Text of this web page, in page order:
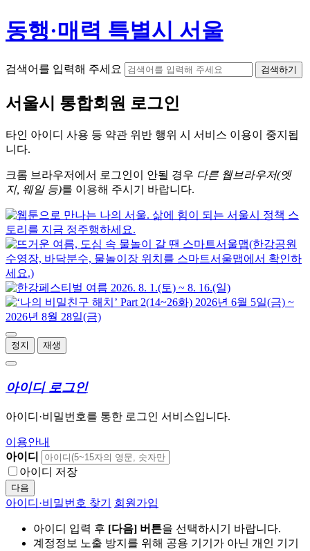
동행·매력 특별시 서울
검색어를 입력해 주세요 검색하기
서울시 통합회원 로그인
타인 아이디 사용 등 약관 위반 행위 시 서비스 이용이 중지됩
니다.
크롬 브라우저에서 로그인이 안될 경우 다른 웹브라우저(엣
지, 웨일 등)를 이용해 주시기 바랍니다.
정지 재생
아이디 로그인
아이디·비밀번호를 통한 로그인 서비스입니다.
이용안내
아이디
아이디 저장
다음
아이디·비밀번호 찾기 회원가입
아이디 입력 후 [다음] 버튼을 선택하시기 바랍니다.
계정정보 노출 방지를 위해 공용 기기가 아닌 개인 기기